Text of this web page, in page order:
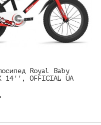
Royal Baby
14'', OFFICIAL UA